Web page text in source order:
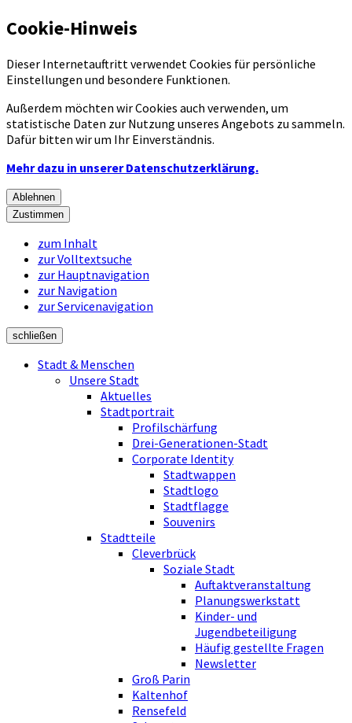
Cookie-Hinweis
Dieser Internetauftritt verwendet Cookies für persönliche
Einstellungen und besondere Funktionen.
Außerdem möchten wir Cookies auch verwenden, um
statistische Daten zur Nutzung unseres Angebots zu sammeln.
Dafür bitten wir um Ihr Einverständnis.
Mehr dazu in unserer Datenschutzerklärung.
Ablehnen
Zustimmen
zum Inhalt
zur Volltextsuche
zur Hauptnavigation
zur Navigation
zur Servicenavigation
schließen
Stadt & Menschen
Unsere Stadt
Aktuelles
Stadtportrait
Profilschärfung
Drei-Generationen-Stadt
Corporate Identity
Stadtwappen
Stadtlogo
Stadtflagge
Souvenirs
Stadtteile
Cleverbrück
Soziale Stadt
Auftaktveranstaltung
Planungswerkstatt
Kinder- und
Jugendbeteiligung
Häufig gestellte Fragen
Newsletter
Groß Parin
Kaltenhof
Rensefeld